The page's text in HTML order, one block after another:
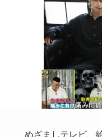
めざましテレビ、